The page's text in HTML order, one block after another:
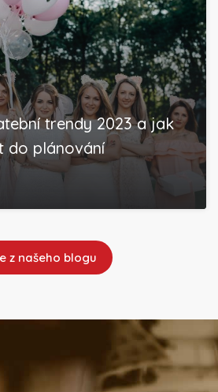
trendy 2023 a jak
do plánování
z našeho blogu